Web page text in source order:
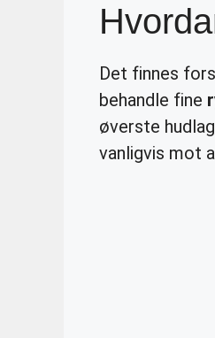
Det finnes
behandle fine
øverste
vanligvis mot